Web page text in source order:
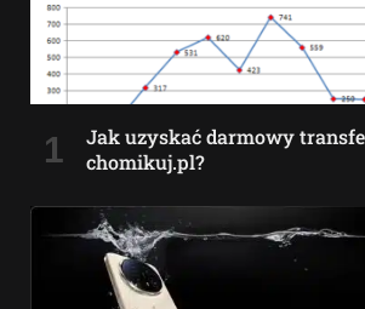
Jak uzyskać darmowy
chomikuj.pl?